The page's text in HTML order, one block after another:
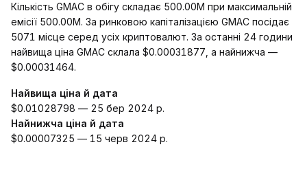
Кількість GMAC в обігу складає 500.00M при максимальній
емісії 500.00M. За ринковою капіталізацією GMAC посідає
5071 місце серед усіх криптовалют. За останні 24 години
найвища ціна GMAC склала $0.00031877, а найнижча —
$0.00031464.
Найвища ціна й дата
$0.01028798 — 25 бер 2024 р.
Найнижча ціна й дата
$0.00007325 — 15 черв 2024 р.